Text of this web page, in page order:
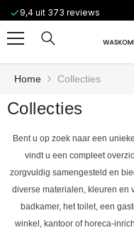
Ga naar de inhoud
9,4 uit 373 reviews
Eenvoudig retourneren
Home Collecties
Collecties
Bent u op zoek naar een
vindt u een compleet
zorgvuldig samengesteld en
diverse materialen, kleuren en
badkamer, het toilet, een
winkel, kantoor of horeca-